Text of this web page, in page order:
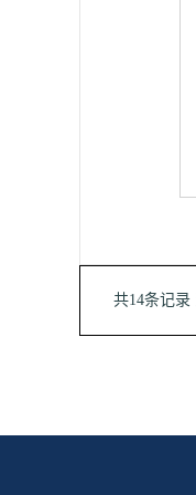
共14条记录